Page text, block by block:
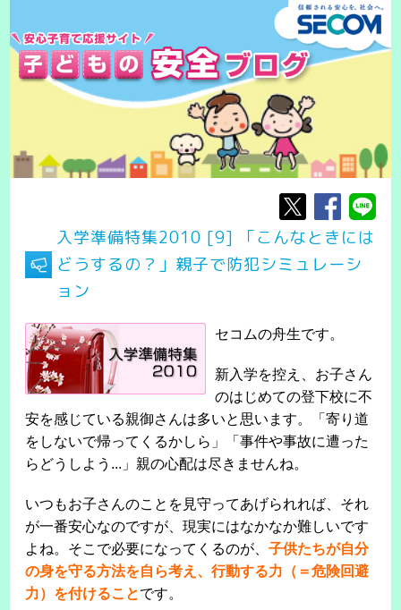
入学準備特集2010 [9] 「こんなときには
どうするの？」親子で防犯シミュレーシ
ョン
セコムの舟生です。
新入学を控え、お子さん
のはじめての登下校に不
安を感じている親御さんは多いと思います。「寄り道
をしないで帰ってくるかしら」「事件や事故に遭った
らどうしよう...」親の心配は尽きませんね。
いつもお子さんのことを見守ってあげられれば、それ
が一番安心なのですが、現実にはなかなか難しいです
よね。そこで必要になってくるのが、子供たちが自分
の身を守る方法を自ら考え、行動する力（＝危険回避
力）を付けることです。